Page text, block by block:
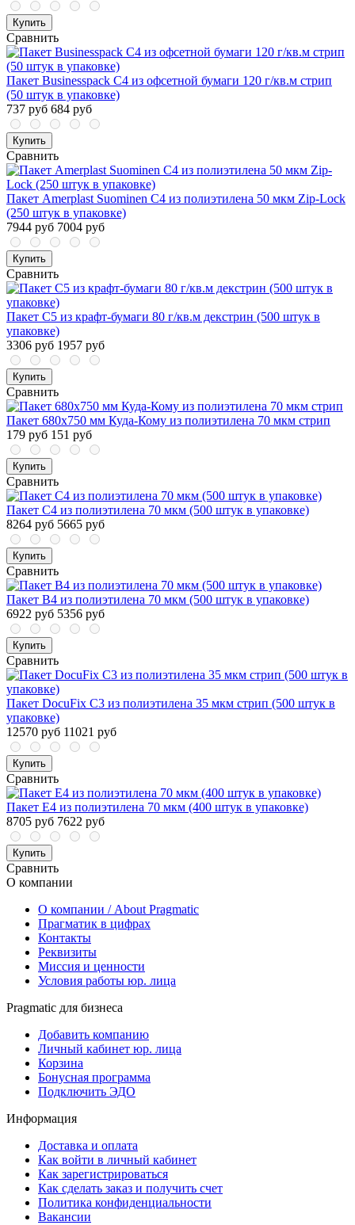
Купить
Сравнить
Пакет Businesspack С4 из офсетной бумаги 120 г/кв.м стрип
(50 штук в упаковке)
737 руб 684 руб
Купить
Сравнить
Пакет Amerplast Suominen С4 из полиэтилена 50 мкм Zip-Lock
(250 штук в упаковке)
7944 руб 7004 руб
Купить
Сравнить
Пакет С5 из крафт-бумаги 80 г/кв.м декстрин (500 штук в
упаковке)
3306 руб 1957 руб
Купить
Сравнить
Пакет 680x750 мм Куда-Кому из полиэтилена 70 мкм стрип
179 руб 151 руб
Купить
Сравнить
Пакет С4 из полиэтилена 70 мкм (500 штук в упаковке)
8264 руб 5665 руб
Купить
Сравнить
Пакет В4 из полиэтилена 70 мкм (500 штук в упаковке)
6922 руб 5356 руб
Купить
Сравнить
Пакет DocuFix C3 из полиэтилена 35 мкм стрип (500 штук в
упаковке)
12570 руб 11021 руб
Купить
Сравнить
Пакет E4 из полиэтилена 70 мкм (400 штук в упаковке)
8705 руб 7622 руб
Купить
Сравнить
О компании
О компании / About Pragmatic
Прагматик в цифрах
Контакты
Реквизиты
Миссия и ценности
Условия работы юр. лица
Pragmatic для бизнеса
Добавить компанию
Личный кабинет юр. лица
Корзина
Бонусная программа
Подключить ЭДО
Информация
Доставка и оплата
Как войти в личный кабинет
Как зарегистрироваться
Как сделать заказ и получить счет
Политика конфиденциальности
Вакансии